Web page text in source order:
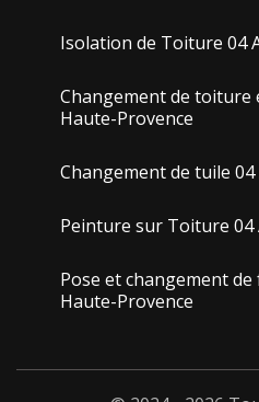
Isolation de Toiture 04
Changement de toiture
Haute-Provence
Changement de tuile
Peinture sur Toiture 04
Pose et changement
Haute-Provence